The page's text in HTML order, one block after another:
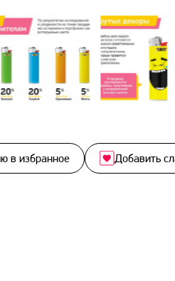
в избранное Добавить